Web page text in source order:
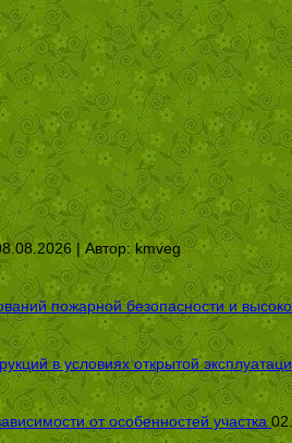
| Автор: kmveg
пожарной безопасности и
в условиях открытой
от особенностей участка